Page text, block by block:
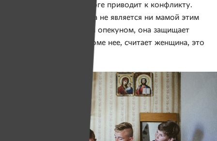
к таким детям, что в итоге приводит к конфликту.
И хотя Галина Петровна не является ни мамой этим
детям, ни официальным опекуном, она защищает
их как родных. Ведь кроме нее, считает женщина, это